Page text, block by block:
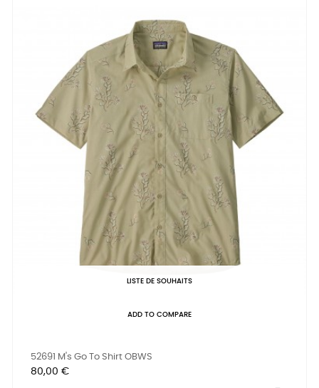
LISTE DE SOUHAITS
ADD TO COMPARE
52691 M's Go To Shirt OBWS
Prix
80,00 €